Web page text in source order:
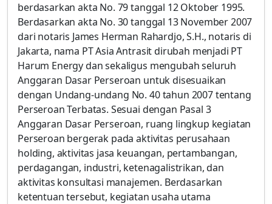
berdasarkan akta No. 79 tanggal 12 Oktober 1995.
Berdasarkan akta No. 30 tanggal 13 November 2007
dari notaris James Herman Rahardjo, S.H., notaris di
Jakarta, nama PT Asia Antrasit dirubah menjadi PT
Harum Energy dan sekaligus mengubah seluruh
Anggaran Dasar Perseroan untuk disesuaikan
dengan Undang-undang No. 40 tahun 2007 tentang
Perseroan Terbatas. Sesuai dengan Pasal 3
Anggaran Dasar Perseroan, ruang lingkup kegiatan
Perseroan bergerak pada aktivitas perusahaan
holding, aktivitas jasa keuangan, pertambangan,
perdagangan, industri, ketenagalistrikan, dan
aktivitas konsultasi manajemen. Berdasarkan
ketentuan tersebut, kegiatan usaha utama